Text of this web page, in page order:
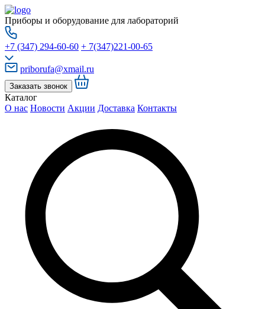
Приборы и оборудование для лабораторий
+7 (347) 294-60-60 + 7(347)221-00-65
priborufa@xmail.ru
Заказать звонок
Каталог
О нас Новости Акции Доставка Контакты